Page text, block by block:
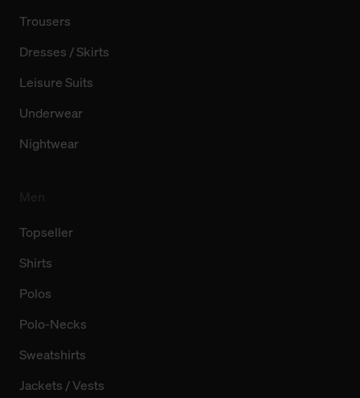
Trousers
Dresses / Skirts
Leisure Suits
Underwear
Nightwear
Topseller
Shirts
Polos
Polo-Necks
Sweatshirts
Jackets / Vests